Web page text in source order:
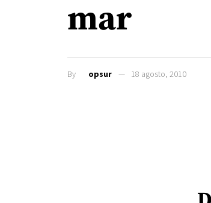
mar
By opsur 18 agosto, 2010